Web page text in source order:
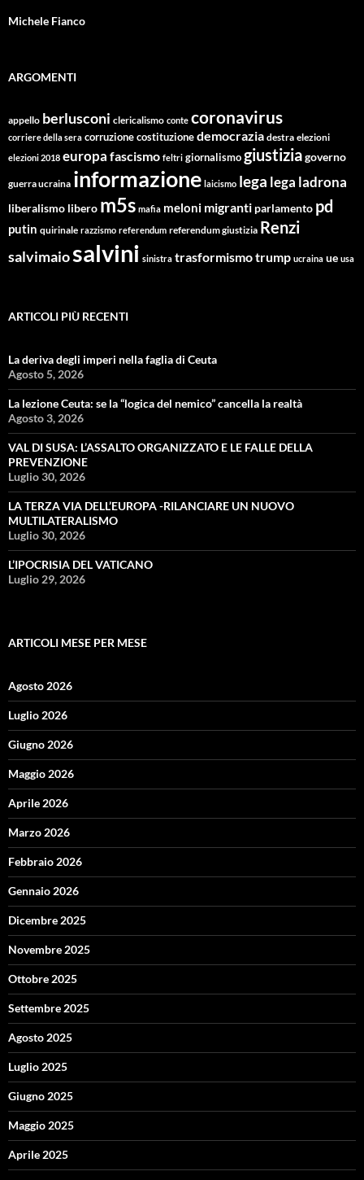
Michele Fianco
ARGOMENTI
appello berlusconi clericalismo conte coronavirus
corriere della sera corruzionecostituzionedemocrazia destra elezioni
elezioni 2018 europa fascismo feltri giornalismogiustiziagoverno
guerra ucraina informazione laicismo lega lega ladrona
liberalismo libero m5s mafia meloni migranti parlamento pd
putin quirinale razzismo referendum referendum giustizia Renzi
salvimaiosalvini sinistra trasformismotrump ucraina ue usa
ARTICOLI PIÙ RECENTI
La deriva degli imperi nella faglia di Ceuta
Agosto 5, 2026
La lezione Ceuta: se la “logica del nemico” cancella la realtà
Agosto 3, 2026
VAL DI SUSA: L’ASSALTO ORGANIZZATO E LE FALLE DELLA
PREVENZIONE
Luglio 30, 2026
LA TERZA VIA DELL’EUROPA -RILANCIARE UN NUOVO
MULTILATERALISMO
Luglio 30, 2026
L’IPOCRISIA DEL VATICANO
Luglio 29, 2026
ARTICOLI MESE PER MESE
Agosto 2026
Luglio 2026
Giugno 2026
Maggio 2026
Aprile 2026
Marzo 2026
Febbraio 2026
Gennaio 2026
Dicembre 2025
Novembre 2025
Ottobre 2025
Settembre 2025
Agosto 2025
Luglio 2025
Giugno 2025
Maggio 2025
Aprile 2025